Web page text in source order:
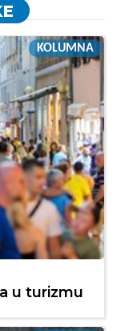
KOLUMNA
u turizmu